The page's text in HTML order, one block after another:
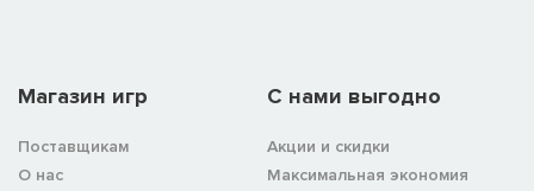
Магазин игр
Поставщикам
О нас
C нами выгодно
Акции и скидки
Максимальная экономия